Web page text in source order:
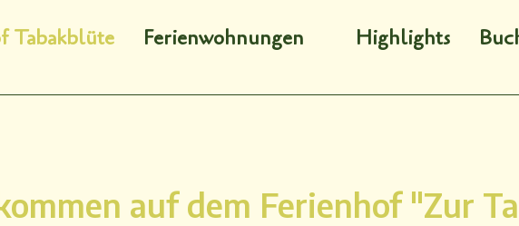
Tabakblüte Ferienwohnungen Highlights
auf dem Ferienhof "Zur